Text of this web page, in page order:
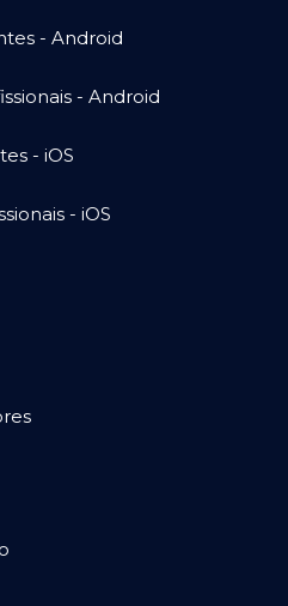
- Android
- Android
- iOS
- iOS